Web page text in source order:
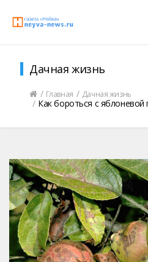
Дачная жизнь
Главная Дачная жизнь
Как бороться с яблоневой